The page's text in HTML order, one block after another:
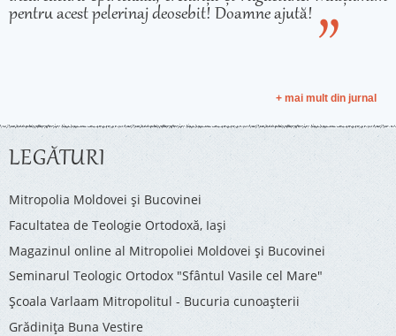
pentru acest pelerinaj deosebit! Doamne ajută!
+ mai mult din jurnal
LEGĂTURI
Mitropolia Moldovei și Bucovinei
Facultatea de Teologie Ortodoxă, Iaşi
Magazinul online al Mitropoliei Moldovei și Bucovinei
Seminarul Teologic Ortodox "Sfântul Vasile cel Mare"
Şcoala Varlaam Mitropolitul - Bucuria cunoaşterii
Grădinița Buna Vestire